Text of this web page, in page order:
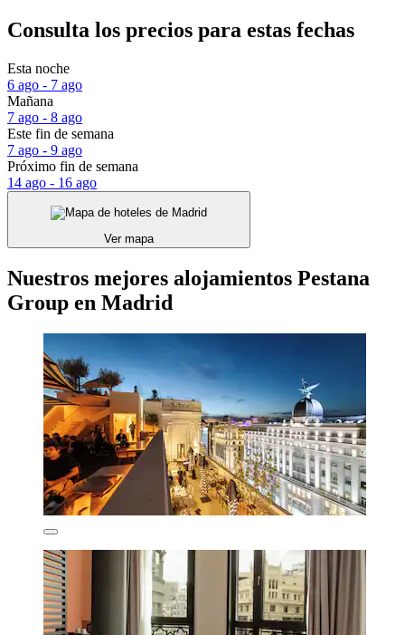
Consulta los precios para estas fechas
Esta noche
6 ago - 7 ago
Mañana
7 ago - 8 ago
Este fin de semana
7 ago - 9 ago
Próximo fin de semana
14 ago - 16 ago
Ver mapa
Nuestros mejores alojamientos Pestana
Group en Madrid